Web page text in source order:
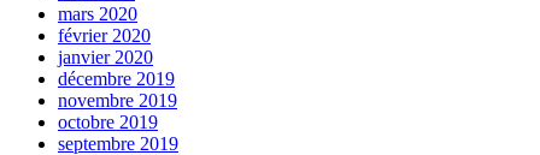
mars 2020
février 2020
janvier 2020
décembre 2019
novembre 2019
octobre 2019
septembre 2019